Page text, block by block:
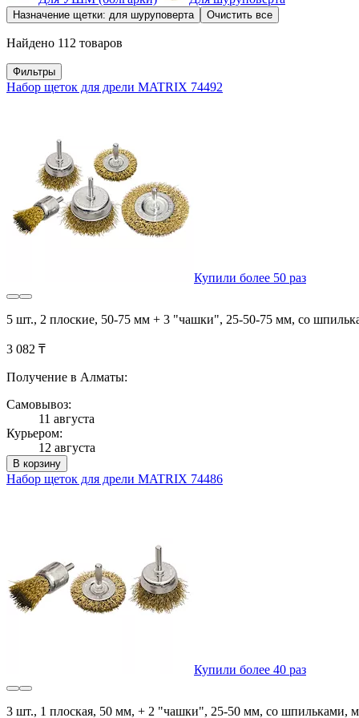
Назначение щетки: для шуруповерта Очистить все
Найдено 112 товаров
Фильтры
Набор щеток для дрели MATRIX 74492
Купили более 50 раз
5 шт., 2 плоские, 50-75 мм + 3 "чашки", 25-50-75 мм, со
3 082 ₸
Получение в Алматы:
Самовывоз:
11 августа
Курьером:
12 августа
В корзину
Набор щеток для дрели MATRIX 74486
Купили более 40 раз
3 шт., 1 плоская, 50 мм, + 2 "чашки", 25-50 мм, со шпильками,